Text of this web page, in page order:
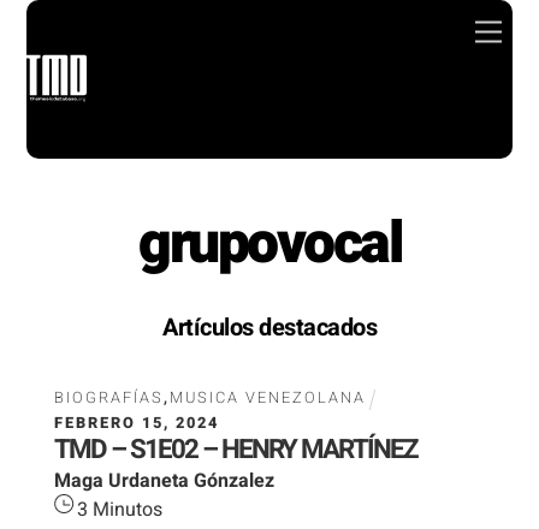
Skip
content
grupovocal
Artículos destacados
BIOGRAFÍAS,MUSICA VENEZOLANA
FEBRERO 15,2024
TMD – S1E02 – HENRY MARTÍNEZ
Maga Urdaneta Gónzalez
3 Minutos